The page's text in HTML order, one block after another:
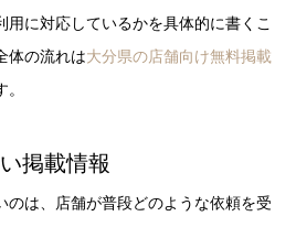
用に対応しているかを具体的に書くこ
体の流れは大分県の店舗向け無料掲載
掲載情報
のは、店舗が普段どのような依頼を受